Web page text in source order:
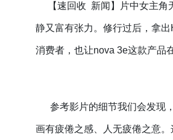
【速回收 新闻】片中女主角
静又富有张力。修行过后，拿出
消费者，也让nova 3e这款产品
参考影片的细节我们会发现，
画有疲倦之感、人无疲倦之意